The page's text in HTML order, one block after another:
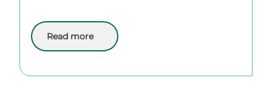
Read more
about Europe's state of water 2024 - The need for